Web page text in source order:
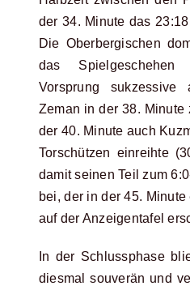
der 34. Minute das
Die Oberbergischen
das
Vorsprung
Zeman in der 38. Minute
der 40. Minute auch
Torschützen einreihte
damit seinen Teil zum
bei, der in der 45.
auf der Anzeigentafel
In der Schlussphase
diesmal souverän und